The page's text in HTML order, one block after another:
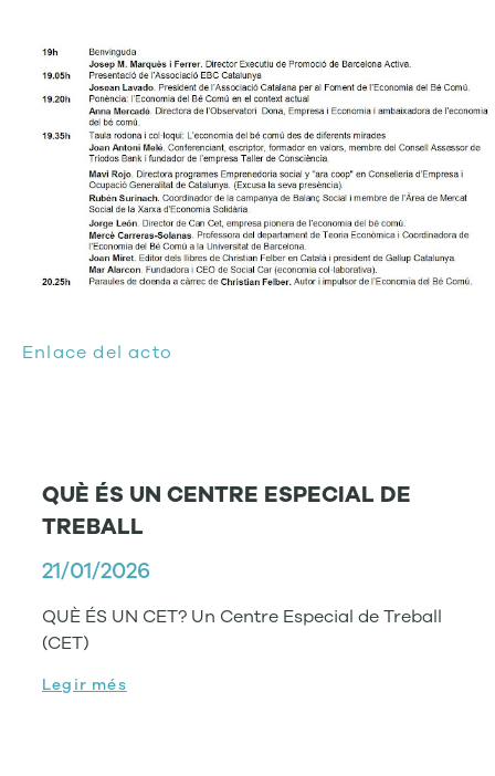
Enlace del acto
QUÈ ÉS UN CENTRE ESPECIAL DE
TREBALL
21/01/2026
QUÈ ÉS UN CET? Un Centre Especial de Treball
(CET)
Legir més